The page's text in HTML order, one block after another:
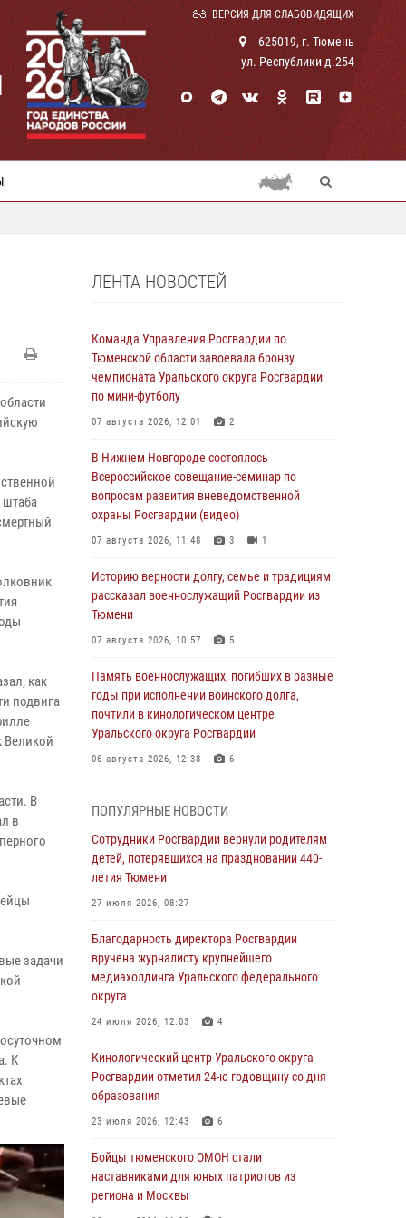
ВЕРСИЯ ДЛЯ СЛАБОВИДЯЩИХ
625019, г. Тюмень
ул. Республики д.254
штаба
как
подвига
Великой
В
в
задачи
К
ЛЕНТА НОВОСТЕЙ
Команда Управления Росгвардии по
Тюменской области завоевала бронзу
чемпионата Уральского округа Росгвардии
по мини-футболу
07 августа 2026, 12:01 2
В Нижнем Новгороде состоялось
Всероссийское совещание-семинар по
вопросам развития вневедомственной
охраны Росгвардии (видео)
07 августа 2026, 11:48 3 1
Историю верности долгу, семье и традициям
рассказал военнослужащий Росгвардии из
Тюмени
07 августа 2026, 10:57 5
Память военнослужащих, погибших в разные
годы при исполнении воинского долга,
почтили в кинологическом центре
Уральского округа Росгвардии
06 августа 2026, 12:38 6
знакомят детей со своей службой и
напоминают о мерах безопасности
06 августа 2026, 12:33 2
области» в рамках акции «Храним огонь
06 августа 2026, 04:41 3
Росгвардейцы в Тюменской области почтили
Яковлева
05 августа 2026, 11:03 4
В Тюмени офицер Росгвардии в радиоэфире
владения оружием
05 августа 2026, 09:56 2
Военнослужащие Росгвардии сбили дрон-
ПОПУЛЯРНЫЕ НОВОСТИ
Сотрудники Росгвардии вернули родителям
детей, потерявшихся на праздновании 440-
летия Тюмени
27 июля 2026, 08:27
Благодарность директора Росгвардии
вручена журналисту крупнейшего
медиахолдинга Уральского федерального
округа
24 июля 2026, 12:03 4
Кинологический центр Уральского округа
Росгвардии отметил 24-ю годовщину со дня
образования
23 июля 2026, 12:43 6
Бойцы тюменского ОМОН стали
наставниками для юных патриотов из
региона и Москвы